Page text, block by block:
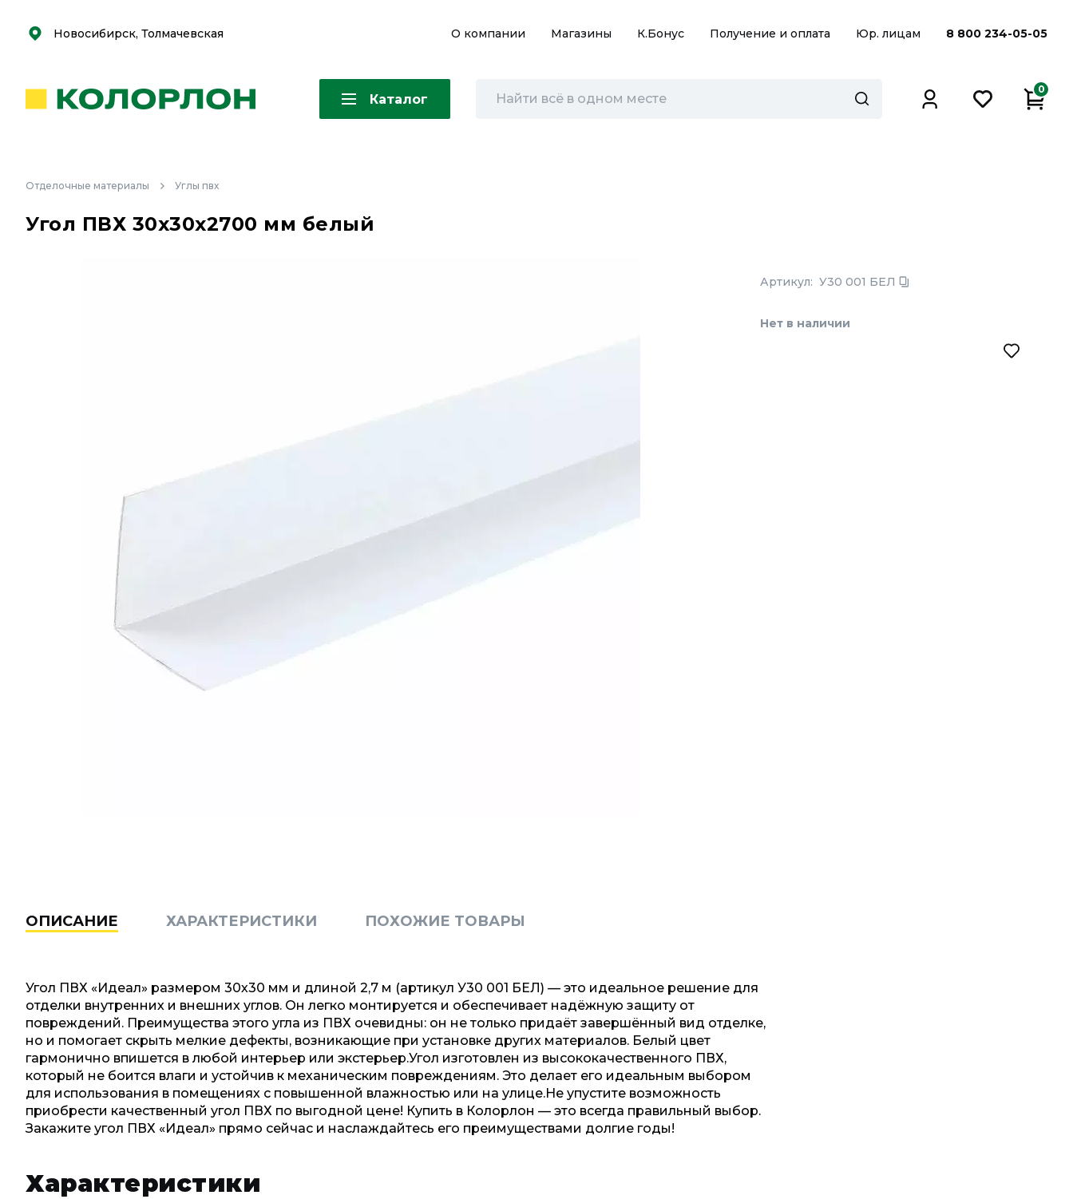
Скоро
Скоро
Новосибирск, Толмачевская О компании Магазины К.Бонус Получение и оплата Юр. лицам 8 800 234-05-05
Каталог
0
Отделочные материалы Углы пвх
Угол ПВХ 30х30х2700 мм белый
Артикул: У30 001 БЕЛ
Нет в наличии
ОПИСАНИЕ ХАРАКТЕРИСТИКИ ПОХОЖИЕ ТОВАРЫ
Угол ПВХ «Идеал» размером 30х30 мм и длиной 2,7 м (артикул У30 001 БЕЛ) — это идеальное решение для
отделки внутренних и внешних углов. Он легко монтируется и обеспечивает надёжную защиту от
повреждений. Преимущества этого угла из ПВХ очевидны: он не только придаёт завершённый вид отделке,
но и помогает скрыть мелкие дефекты, возникающие при установке других материалов. Белый цвет
гармонично впишется в любой интерьер или экстерьер.Угол изготовлен из высококачественного ПВХ,
который не боится влаги и устойчив к механическим повреждениям. Это делает его идеальным выбором
для использования в помещениях с повышенной влажностью или на улице.Не упустите возможность
приобрести качественный угол ПВХ по выгодной цене! Купить в Колорлон — это всегда правильный выбор.
Закажите угол ПВХ «Идеал» прямо сейчас и наслаждайтесь его преимуществами долгие годы!
Характеристики